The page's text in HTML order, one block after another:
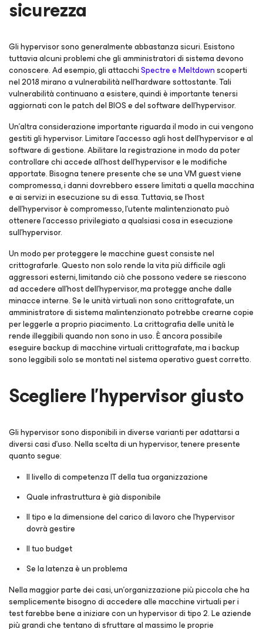
sicurezza
Gli hypervisor sono generalmente abbastanza sicuri. Esistono
tuttavia alcuni problemi che gli amministratori di sistema devono
conoscere. Ad esempio, gli attacchiSpectre e Meltdownscoperti
nel 2018 mirano a vulnerabilità nell'hardware sottostante. Tali
vulnerabilità continuano a esistere, quindi è importante tenersi
aggiornati con le patch del BIOS e del software dell'hypervisor.
Un'altra considerazione importante riguarda il modo in cui vengono
gestiti gli hypervisor. Limitare l'accesso agli host dell'hypervisor e al
software di gestione. Abilitare la registrazione in modo da poter
controllare chi accede all'host dell'hypervisor e le modifiche
apportate. Bisogna tenere presente che se una VM guest viene
compromessa, i danni dovrebbero essere limitati a quella macchina
e ai servizi in esecuzione su di essa. Tuttavia, se l'host
dell'hypervisor è compromesso, l'utente malintenzionato può
ottenere l'accesso privilegiato a qualsiasi cosa in esecuzione
sull'hypervisor.
Un modo per proteggere le macchine guest consiste nel
crittografarle. Questo non solo rende la vita più difficile agli
aggressori esterni, limitando ciò che possono vedere se riescono
ad accedere all'host dell'hypervisor, ma protegge anche dalle
minacce interne. Se le unità virtuali non sono crittografate, un
amministratore di sistema malintenzionato potrebbe crearne copie
per leggerle a proprio piacimento. La crittografia delle unità le
rende illeggibili quando non sono in uso. È ancora possibile
eseguire backup di macchine virtuali crittografate, ma i backup
sono leggibili solo se montati nel sistema operativo guest corretto.
Scegliere l'hypervisor giusto
Gli hypervisor sono disponibili in diverse varianti per adattarsi a
diversi casi d'uso. Nella scelta di un hypervisor, tenere presente
quanto segue:
Il livello di competenza IT della tua organizzazione
Quale infrastruttura è già disponibile
Il tipo e la dimensione del carico di lavoro che l'hypervisor
dovrà gestire
Il tuo budget
Se la latenza è un problema
Nella maggior parte dei casi, un'organizzazione più piccola che ha
semplicemente bisogno di accedere alle macchine virtuali per i
test farebbe bene a iniziare con un hypervisor di tipo 2. Le aziende
più grandi che tentano di sfruttare al massimo le proprie